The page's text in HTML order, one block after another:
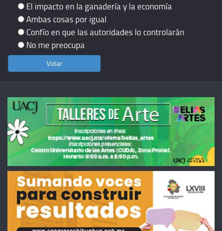
El impacto en la ganadería y la economía
Ambas cosas por igual
Confío en que las autoridades lo controlarán
No me preocupa